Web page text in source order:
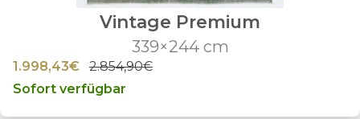
Vintage Premium
339×244 cm
1.998,43€
2.854,90€
Sofort verfügbar